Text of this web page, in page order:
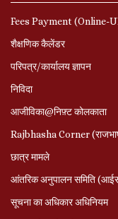
Fees Payment (Online-
शैक्षणिक कैलेंडर
परिपत्र/कार्यालय ज्ञापन
निविदा
आजीविका@निफ़्ट कोलकाता
Rajbhasha Corner
छात्र मामले
आंतरिक अनुपालन समिति
सूचना का अधिकार अधिनियम